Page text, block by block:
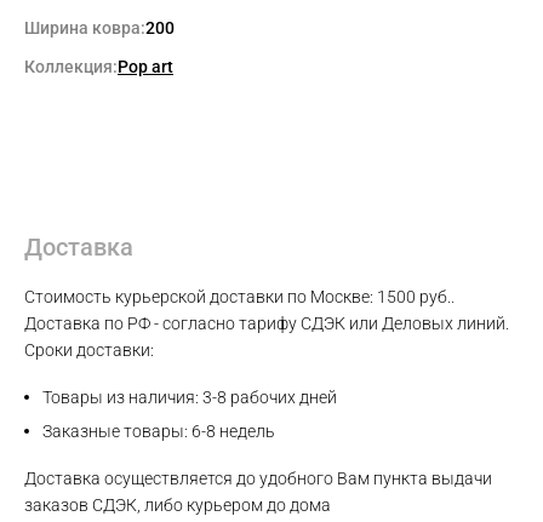
Ширина ковра:200
Коллекция:Pop art
Доставка
Стоимость курьерской доставки по Москве: 1500 руб..
Доставка по РФ - согласно тарифу СДЭК или Деловых линий.
Сроки доставки:
Товары из наличия: 3-8 рабочих дней
Заказные товары: 6-8 недель
Доставка осуществляется до удобного Вам пункта выдачи
заказов СДЭК, либо курьером до дома
Max
Telegram